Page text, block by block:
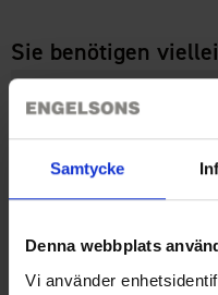
Samtycke
Denna webbplats
Vi använder
Sie benötigen